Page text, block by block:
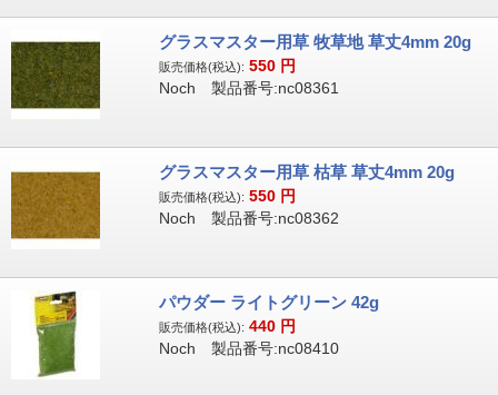
グラスマスター用草 牧草地 草丈4mm 20g
販売価格(税込): 550 円
Noch 製品番号:nc08361
グラスマスター用草 枯草 草丈4mm 20g
販売価格(税込): 550 円
Noch 製品番号:nc08362
パウダー ライトグリーン 42g
販売価格(税込): 440 円
Noch 製品番号:nc08410